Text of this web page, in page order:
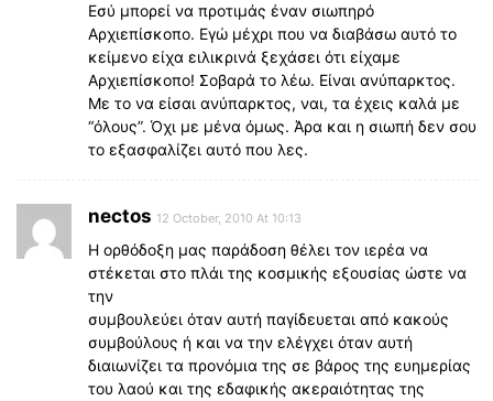
Εσύ μπορεί να προτιμάς έναν σιωπηρό
Αρχιεπίσκοπο. Εγώ μέχρι που να διαβάσω αυτό το
κείμενο είχα ειλικρινά ξεχάσει ότι είχαμε
Αρχιεπίσκοπο! Σοβαρά το λέω. Είναι ανύπαρκτος.
Με το να είσαι ανύπαρκτος, ναι, τα έχεις καλά με
“όλους”. Όχι με μένα όμως. Άρα και η σιωπή δεν σου
το εξασφαλίζει αυτό που λες.
nectos 12 October, 2010 At 10:13
Η ορθόδοξη μας παράδοση θέλει τον ιερέα να
στέκεται στο πλάι της κοσμικής εξουσίας ώστε να
την
συμβουλεύει όταν αυτή παγίδευεται από κακούς
συμβούλους ή και να την ελέγχει όταν αυτή
διαιωνίζει τα προνόμια της σε βάρος της ευημερίας
του λαού και της εδαφικής ακεραιότητας της